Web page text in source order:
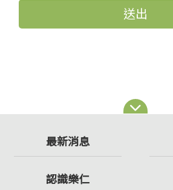
送出
最新消息
認識樂仁